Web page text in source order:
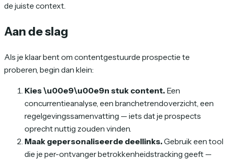
de juiste context.
Aan de slag
Als je klaar bent om contentgestuurde prospectie te
proberen, begin dan klein:
Kies \u00e9\u00e9n stuk content. Een
concurrentieanalyse, een branchetrendoverzicht, een
regelgevingssamenvatting — iets dat je prospects
oprecht nuttig zouden vinden.
Maak gepersonaliseerde deellinks.Gebruik een tool
die je per-ontvanger betrokkenheidstracking geeft —